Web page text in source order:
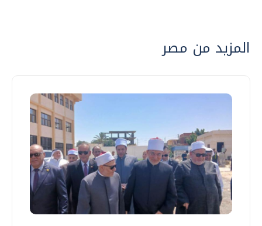
المزيد من مصر